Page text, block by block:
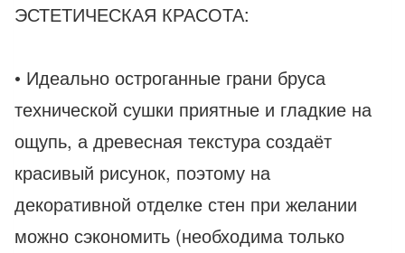
ЭСТЕТИЧЕСКАЯ КРАСОТА:
• Идеально остроганные грани бруса
технической сушки приятные и гладкие на
ощупь, а древесная текстура создаёт
красивый рисунок, поэтому на
декоративной отделке стен при желании
можно сэкономить (необходима только